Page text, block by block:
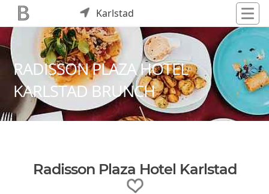
Karlstad
RADISSON PLAZA HOTEL
KARLSTAD BRUNCH
Radisson Plaza Hotel Karlstad